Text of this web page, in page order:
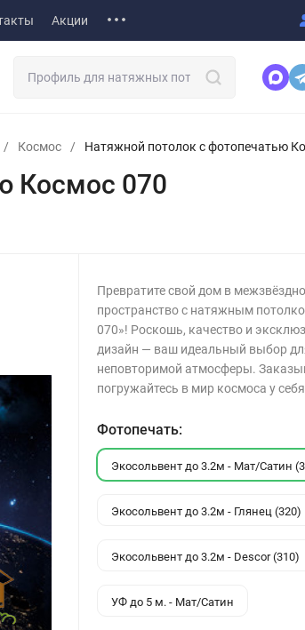
Акции
/ Космос / Натяжной потолок с фотопечатью
Космос 070
Превратите свой дом в
пространство с натяжным
070»! Роскошь, качество и
дизайн — ваш идеальный выбор
неповторимой атмосферы.
погружайтесь в мир космоса у
Фотопечать:
Экосольвент до 3.2м - Мат/Сатин
Экосольвент до 3.2м - Глянец (320)
Экосольвент до 3.2м - Descor (310)
УФ до 5 м. - Мат/Сатин